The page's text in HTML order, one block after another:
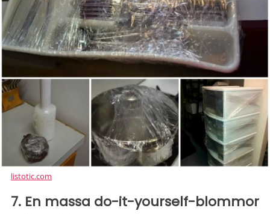
listotic.com
7. En massa do-it-yourself-blommor